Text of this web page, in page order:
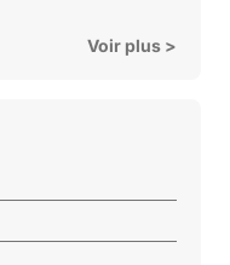
Voir plus >